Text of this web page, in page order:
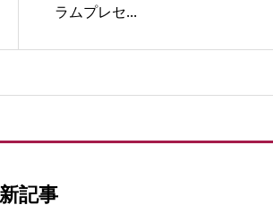
ラムプレセ...
記事